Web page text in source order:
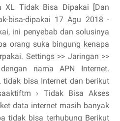
XL Tidak Bisa Dipakai [Dan
bisa-dipakai 17 Agu 2018 -
ini penyebab dan solusinya
orang suka bingung kenapa
Settings >> Jaringan >>
nama APN Internet.
tidak bisa Internet dan berikut
› Tidak Bisa Akses
data internet masih banyak
tidak bisa terhubung Berikut